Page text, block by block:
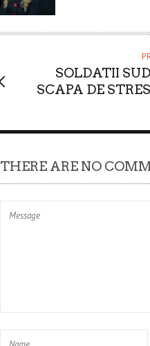
O
SOLDATII
SCAPA DE
THERE ARE NO